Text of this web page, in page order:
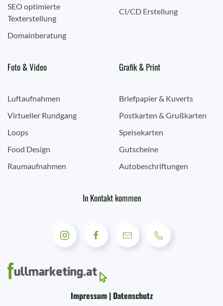
SEO optimierte
Texterstellung
Domainberatung
CI/CD Erstellung
Foto & Video
Luftaufnahmen
Virtueller Rundgang
Loops
Food Design
Raumaufnahmen
Grafik & Print
Briefpapier & Kuverts
Postkarten & Grußkarten
Speisekarten
Gutscheine
Autobeschriftungen
In Kontakt kommen
Impressum | Datenschutz